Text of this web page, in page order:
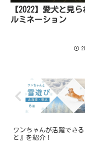
【2022】愛犬と見ら
ルミネーション
ワンちゃんが活躍でき
と』を紹介！